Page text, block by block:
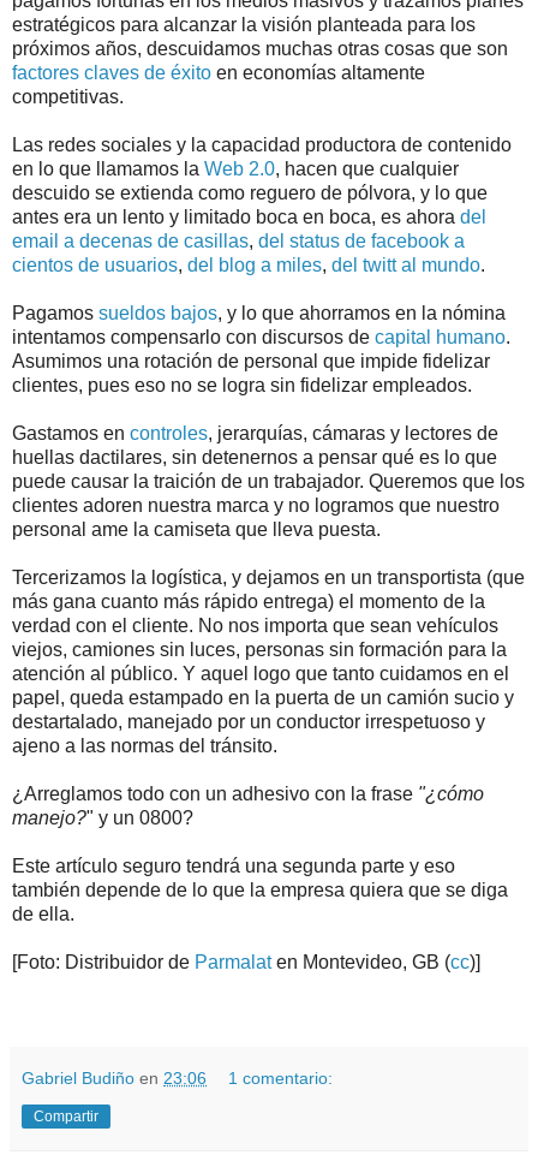
estratégicos para alcanzar la visión planteada para los
próximos años, descuidamos muchas otras cosas que son
factores claves de éxito en economías altamente
competitivas.
Las redes sociales y la capacidad productora de contenido
en lo que llamamos la Web 2.0, hacen que cualquier
descuido se extienda como reguero de pólvora, y lo que
antes era un lento y limitado boca en boca, es ahora del
email a decenas de casillas, del status de facebook a
cientos de usuarios, del blog a miles, del twitt al mundo.
Pagamos sueldos bajos, y lo que ahorramos en la nómina
intentamos compensarlo con discursos de capital humano.
Asumimos una rotación de personal que impide fidelizar
clientes, pues eso no se logra sin fidelizar empleados.
Gastamos en controles, jerarquías, cámaras y lectores de
huellas dactilares, sin detenernos a pensar qué es lo que
puede causar la traición de un trabajador. Queremos que los
clientes adoren nuestra marca y no logramos que nuestro
personal ame la camiseta que lleva puesta.
Tercerizamos la logística, y dejamos en un transportista (que
más gana cuanto más rápido entrega) el momento de la
verdad con el cliente. No nos importa que sean vehículos
viejos, camiones sin luces, personas sin formación para la
atención al público. Y aquel logo que tanto cuidamos en el
papel, queda estampado en la puerta de un camión sucio y
destartalado, manejado por un conductor irrespetuoso y
ajeno a las normas del tránsito.
¿Arreglamos todo con un adhesivo con la frase "¿cómo
manejo?" y un 0800?
Este artículo seguro tendrá una segunda parte y eso
también depende de lo que la empresa quiera que se diga
de ella.
[Foto: Distribuidor de Parmalaten Montevideo, GB (cc)]
Gabriel Budiño en 23:06 1 comentario:
Compartir